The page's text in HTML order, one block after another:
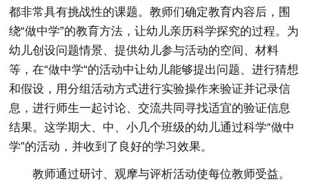
都非常具有挑战性的课题。教师们确定教育内容后，围
绕“做中学”的教育方法，让幼儿亲历科学探究的过程。为
幼儿创设问题情景、提供幼儿参与活动的空间、材料
等，在“做中学“的活动中让幼儿能够提出问题、进行猜想
和假设，用分组活动方式进行实验操作来验证并记录信
息，进行师生一起讨论、交流共同寻找适宜的验证信息
结果。这学期大、中、小几个班级的幼儿通过科学“做中
学”的活动，并收到了良好的学习效果。
教师通过研讨、观摩与评析活动使每位教师受益。